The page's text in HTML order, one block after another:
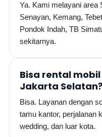
Ya. Kami melayani area
Senayan, Kemang,
Pondok Indah, TB
sekitarnya.
Bisa rental
Jakarta Selatan?
Bisa. Layanan dengan
tamu kantor, perjalanan
wedding, dan luar kota.